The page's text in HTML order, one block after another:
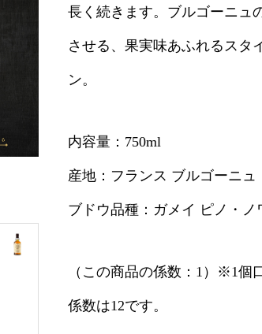
長く続きます。ブルゴーニュ
させる、果実味あふれるスタ
ン。
内容量：750ml
産地：フランス ブルゴーニュ
ブドウ品種：ガメイ ピノ・ノ
（この商品の係数：1）※1個
係数は12です。